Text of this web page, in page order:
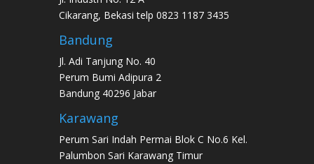
Cikarang, Bekasi telp 0823 1187 3435
Bandung
Jl. Adi Tanjung No. 40
Perum Bumi Adipura 2
Bandung 40296 Jabar
Karawang
Perum Sari Indah Permai Blok C No.6 Kel.
Palumbon Sari Karawang Timur